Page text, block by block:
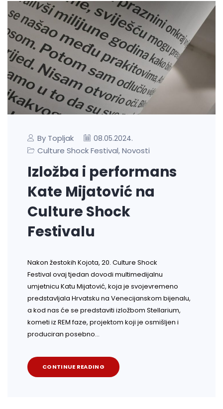
By Topljak 08.05.2024.
Culture Shock Festival, Novosti
Izložba i performans
Kate Mijatović na
Culture Shock
Festivalu
Nakon žestokih Kojota, 20. Culture Shock
Festival ovaj tjedan dovodi multimedijalnu
umjetnicu Katu Mijatović, koja je svojevremeno
predstavljala Hrvatsku na Venecijanskom bijenalu,
a kod nas će se predstaviti izložbom Stellarium,
kometi iz REM faze, projektom koji je osmišljen i
produciran posebno…
CONTINUE READING